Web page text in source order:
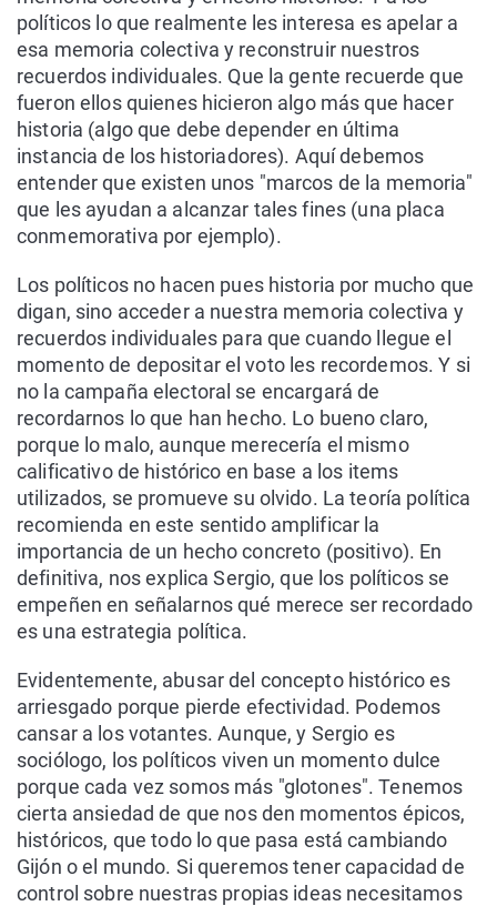
políticos lo que realmente les interesa es apelar a
esa memoria colectiva y reconstruir nuestros
recuerdos individuales. Que la gente recuerde que
fueron ellos quienes hicieron algo más que hacer
historia (algo que debe depender en última
instancia de los historiadores). Aquí debemos
entender que existen unos "marcos de la memoria"
que les ayudan a alcanzar tales fines (una placa
conmemorativa por ejemplo).
Los políticos no hacen pues historia por mucho que
digan, sino acceder a nuestra memoria colectiva y
recuerdos individuales para que cuando llegue el
momento de depositar el voto les recordemos. Y si
no la campaña electoral se encargará de
recordarnos lo que han hecho. Lo bueno claro,
porque lo malo, aunque merecería el mismo
calificativo de histórico en base a los items
utilizados, se promueve su olvido. La teoría política
recomienda en este sentido amplificar la
importancia de un hecho concreto (positivo). En
definitiva, nos explica Sergio, que los políticos se
empeñen en señalarnos qué merece ser recordado
es una estrategia política.
Evidentemente, abusar del concepto histórico es
arriesgado porque pierde efectividad. Podemos
cansar a los votantes. Aunque, y Sergio es
sociólogo, los políticos viven un momento dulce
porque cada vez somos más "glotones". Tenemos
cierta ansiedad de que nos den momentos épicos,
históricos, que todo lo que pasa está cambiando
Gijón o el mundo. Si queremos tener capacidad de
control sobre nuestras propias ideas necesitamos